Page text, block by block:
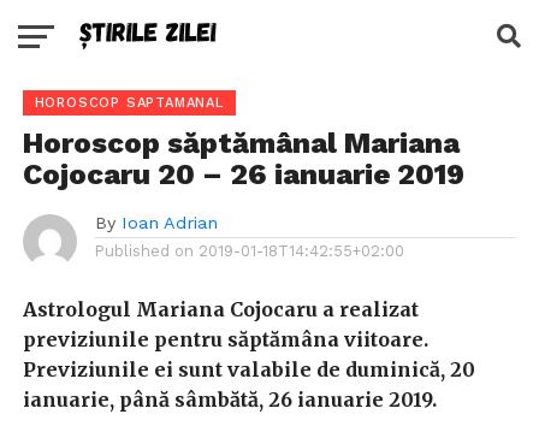
HOROSCOP SAPTAMANAL
Horoscop săptămânal Mariana
Cojocaru 20 – 26 ianuarie 2019
By Ioan Adrian
Published on 2019-01-18T14:42:55+02:00
Astrologul Mariana Cojocaru a realizat
previziunile pentru săptămâna viitoare.
Previziunile ei sunt valabile de duminică, 20
ianuarie, până sâmbătă, 26 ianuarie 2019.